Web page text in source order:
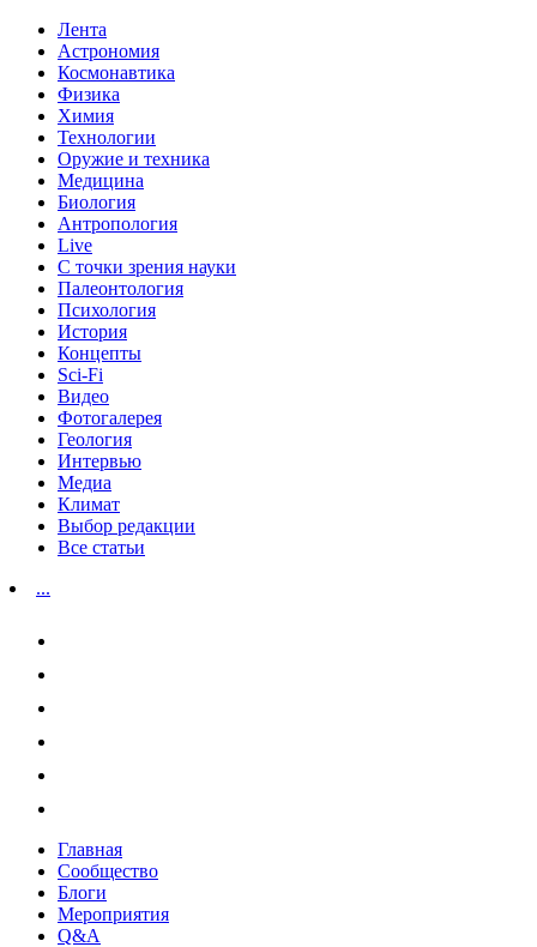
Лента
Астрономия
Космонавтика
Физика
Химия
Технологии
Оружие и техника
Медицина
Биология
Антропология
Live
С точки зрения науки
Палеонтология
Психология
История
Концепты
Sci-Fi
Видео
Фотогалерея
Геология
Интервью
Медиа
Климат
Выбор редакции
Все статьи
...
Главная
Сообщество
Блоги
Мероприятия
Q&A